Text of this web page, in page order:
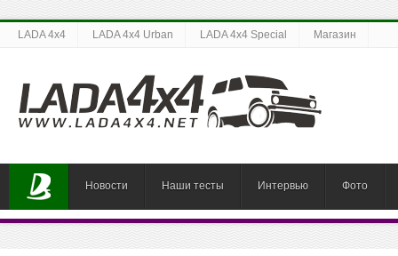
LADA 4x4 LADA 4x4 Urban LADA 4x4 Special Магазин
Новости Наши тесты Интервью Фото